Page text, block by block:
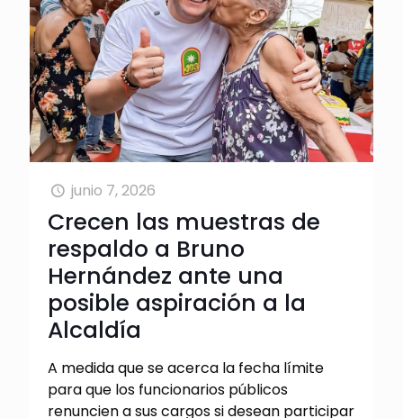
junio 7, 2026
Crecen las muestras de
respaldo a Bruno
Hernández ante una
posible aspiración a la
Alcaldía
A medida que se acerca la fecha límite
para que los funcionarios públicos
renuncien a sus cargos si desean participar